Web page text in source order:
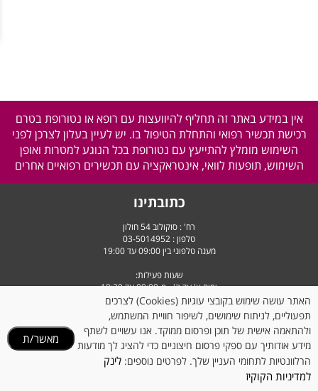
אין במידע באתר זה תחליף להיוועצות עם רופא או נטורופת בטרם
רכישת תכשיר רפואי והתחלת הטיפול בו. יש לעיין בעלון לצרכן לפני
השימוש מומלץ להתייעץ עם נטורופת בכל הנוגע למטרות ואופן
השימוש, תופעות לוואי, אינטראקציה עם תכשירים רפואיים אחרים
כתובתינו
רח' : סוקולוב 54 חולון
טלפון : 03-5014952
מענה טלפוני בין 09:00 עד 19:00
שעות פעילות:
ימים א' עד ה' - מ-09:00 עד 19:30
יום ו' וערבי חג - מ-9:00 עד 14:30
האתר עושה שימוש בקובצי עוגיות (Cookies) לצרכים
תפעוליים, לניתוח שימושים, לשיפור חוויית המשתמש,
ולהתאמה אישית של תוכן ופרסום ממוקד. אנו עשויים לשתף
מידע אודותיך עם ספקי פרסום חיצוניים כדי להציג לך מודעות
הרלוונטיות לתחומי העניין שלך. לפרטים נוספים: לינק
למדיניות הקוקיז
מאשר/ת